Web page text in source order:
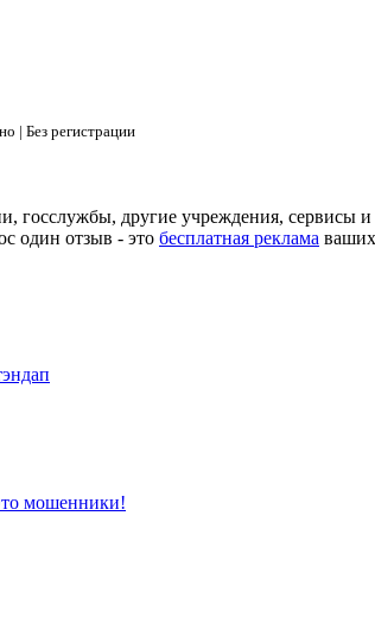
| Без регистрации
другие учреждения, сервисы
один отзыв - это бесплатная реклама
мошенники!